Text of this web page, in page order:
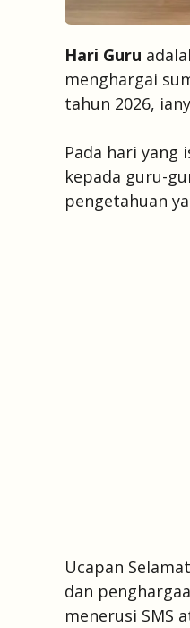
Hari Guru
menghargai
tahun 2026,
Pada hari yang
kepada guru-
pengetahuan
Ucapan
dan
menerusi SMS